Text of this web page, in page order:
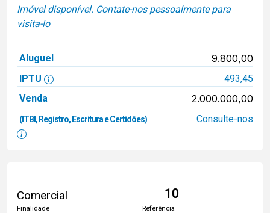
Imóvel disponível. Contate-nos pessoalmente para
visita-lo
Aluguel 9.800,00
IPTU
493,45
Venda
2.000.000,00
(ITBI, Registro, Escritura e Certidões) Consulte-nos
Comercial
Finalidade
10
Referência